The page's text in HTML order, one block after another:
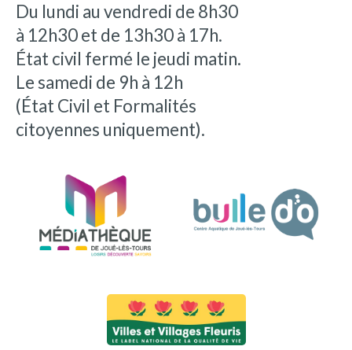
Du lundi au vendredi de 8h30
à 12h30 et de 13h30 à 17h.
État civil fermé le jeudi matin.
Le samedi de 9h à 12h
(État Civil et Formalités
citoyennes uniquement).